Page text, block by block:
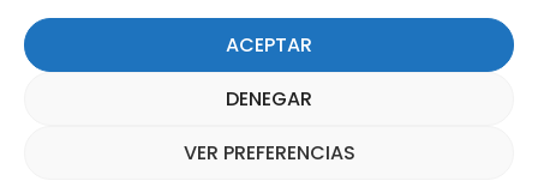
ACEPTAR
DENEGAR
VER PREFERENCIAS
Suscríbete a nuestra Newsletter
SUSCRÍBETE AQUÍ